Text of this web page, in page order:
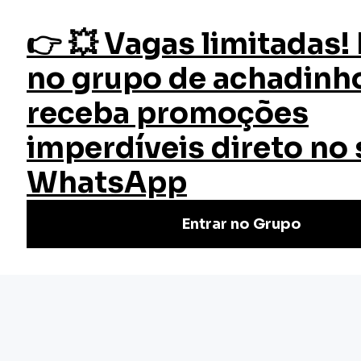
fazer login
Início Blog Empreendedorismo
Confira 7 carreiras para trabalhar home office
Confira 7 carreiras para trabalhar
home office
Confira a seguir, 7 carreiras que você pode investir para
trabalhar home...